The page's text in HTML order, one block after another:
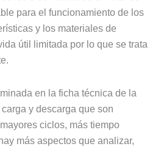
para el funcionamiento de los
y los materiales de
útil limitada por lo que se trata
en la ficha técnica de la
y descarga que son
ciclos, más tiempo
más aspectos que analizar,